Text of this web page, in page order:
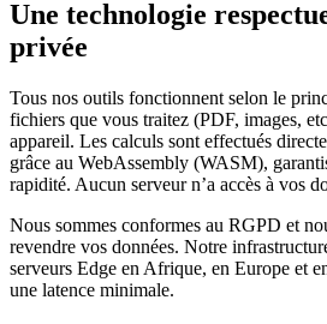
Une technologie
privée
Tous nos outils fonctionnent selon le
fichiers que vous traitez (PDF, images,
appareil. Les calculs sont effectués
grâce au WebAssembly (WASM),
rapidité. Aucun serveur n’a accès à vos
Nous sommes conformes au RGPD et
revendre vos données. Notre
serveurs Edge en Afrique, en Europe et
une latence minimale.